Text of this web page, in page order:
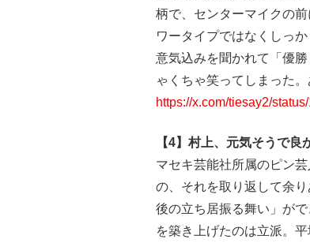
柄で、センターマイクの
ワータイプではなくしっ
意気込みを聞かれて「優
ゃくちゃ笑ってしまった
https://x.com/tiesay2/
【4】村上、元気そうで良
マセキ芸能社所属のピン
の、それを取り返して余
後の立ち居振る舞い」が
を築き上げたのは立派。